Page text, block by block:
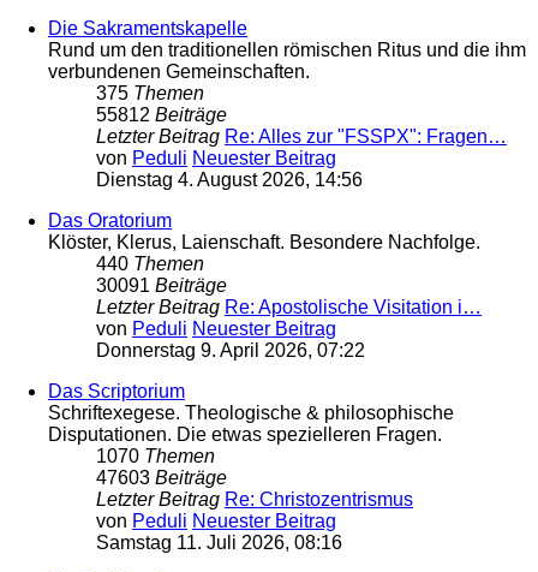
Die Sakramentskapelle
Rund um den traditionellen römischen Ritus und die ihm
verbundenen Gemeinschaften.
375 Themen
55812 Beiträge
Letzter Beitrag Re: Alles zur "FSSPX": Fragen…
von Peduli Neuester Beitrag
Dienstag 4. August 2026, 14:56
Das Oratorium
Klöster, Klerus, Laienschaft. Besondere Nachfolge.
440 Themen
30091 Beiträge
Letzter Beitrag Re: Apostolische Visitation i…
von Peduli Neuester Beitrag
Donnerstag 9. April 2026, 07:22
Das Scriptorium
Schriftexegese. Theologische & philosophische
Disputationen. Die etwas spezielleren Fragen.
1070 Themen
47603 Beiträge
Letzter Beitrag Re: Christozentrismus
von Peduli Neuester Beitrag
Samstag 11. Juli 2026, 08:16